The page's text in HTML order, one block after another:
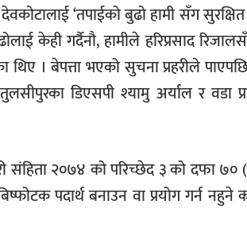
‘तपाईको बुढो हामी सँग
केही गर्दैनौ, हामीले हरिप्रसाद
। बेपत्ता भएको सुचना प्रहरीले पाएपछि
डिएसपी श्यामु अर्याल र वडा
२०७४ को परिच्छेद ३ को दफा
पदार्थ बनाउन वा प्रयोग गर्न